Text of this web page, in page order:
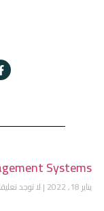
Systems
يناير 18, 2022 لا توجد